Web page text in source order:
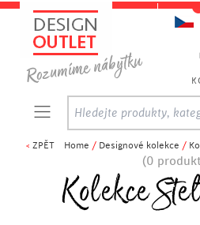
< ZPĚT Home / Designové kolekce /
(0
Kolekce